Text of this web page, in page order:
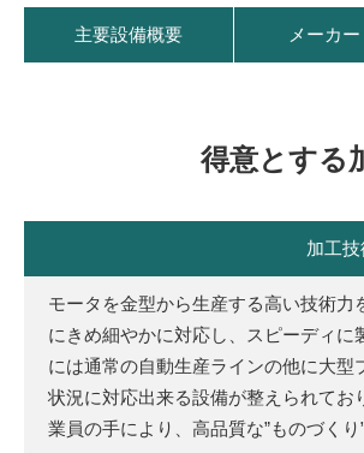
主要設備概要 メーカ
得意とする
加工
モータを金型から生産する高い技術
にきめ細やかに対応し、スピーディに
には通常の自動生産ラインの他に大
状況に対応出来る設備が整えられて
業員の手により、高品質な”ものづく